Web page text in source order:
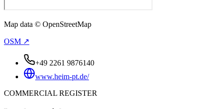
Map data © OpenStreetMap
OSM ↗
+49 2261 9876140
www.heim-pt.de/
COMMERCIAL REGISTER